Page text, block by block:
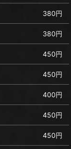
380円
380円
450円
450円
400円
450円
450円